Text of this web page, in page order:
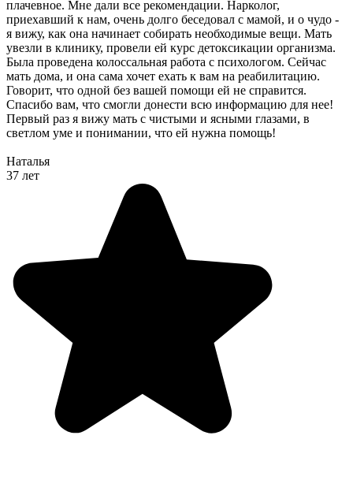
плачевное. Мне дали все рекомендации. Нарколог,
приехавший к нам, очень долго беседовал с мамой, и о чудо -
я вижу, как она начинает собирать необходимые вещи. Мать
увезли в клинику, провели ей курс детоксикации организма.
Была проведена колоссальная работа с психологом. Сейчас
мать дома, и она сама хочет ехать к вам на реабилитацию.
Говорит, что одной без вашей помощи ей не справится.
Спасибо вам, что смогли донести всю информацию для нее!
Первый раз я вижу мать с чистыми и ясными глазами, в
светлом уме и понимании, что ей нужна помощь!
Наталья
37 лет